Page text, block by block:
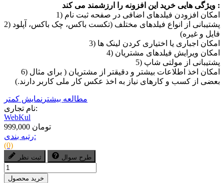
ویژگی هایی خرید این افزونه را ارزشمند می کند :
1) امکان افزودن فیلدهای اضافی در صفحه ثبت نام
2) پشتیبانی از انواع فیلدهای مختلف (تکست باکس، چک باکس، آپلود
فایل و غیره)
3) امکان اجباری یا اختیاری کردن لینک ها
4) امکان ویرایش فیلدهای مشتریان
5) پشتیبانی از مولتی شاپ
6) امکان اخذ اطلاعات بیشتر و دقیقتر از مشتریان ( برای مثال
بعضی از کسب و کارهای نیاز به اخذ عکس کار ملی کاربر دارند.)
مطالعه بیشتر نمایش کمتر
نام تجاری:
WebKul
999,000 تومان
رتبه بندی:
(0)
ثبت نظر طرح سوال
خرید محصول